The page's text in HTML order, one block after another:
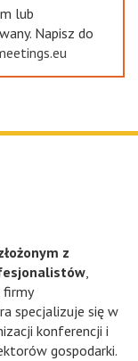
lub
Napisz do
z
,
firmy
specjalizuje się w
konferencji i
gospodarki.